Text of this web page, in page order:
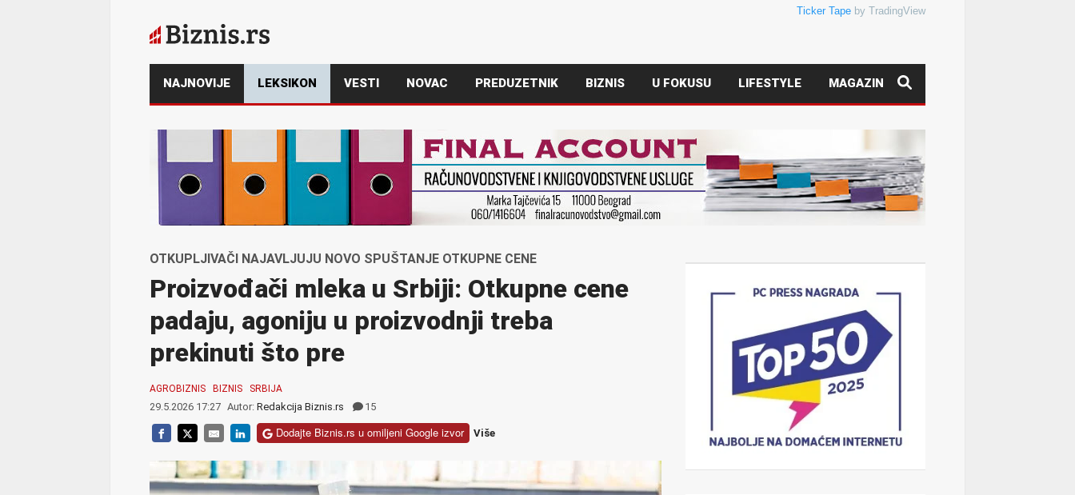
Ticker Tape by TradingView
NAJNOVIJE LEKSIKON VESTI NOVAC PREDUZETNIK BIZNIS U FOKUSU LIFESTYLE MAGAZIN
OTKUPLJIVAČI NAJAVLJUJU NOVO SPUŠTANJE OTKUPNE CENE
Proizvođači mleka u Srbiji: Otkupne cene
padaju, agoniju u proizvodnji treba
prekinuti što pre
AGROBIZNIS BIZNIS SRBIJA
29.5.2026 17:27 Autor: Redakcija Biznis.rs 15
Dodajte Biznis.rs u omiljeni Google izvor Više